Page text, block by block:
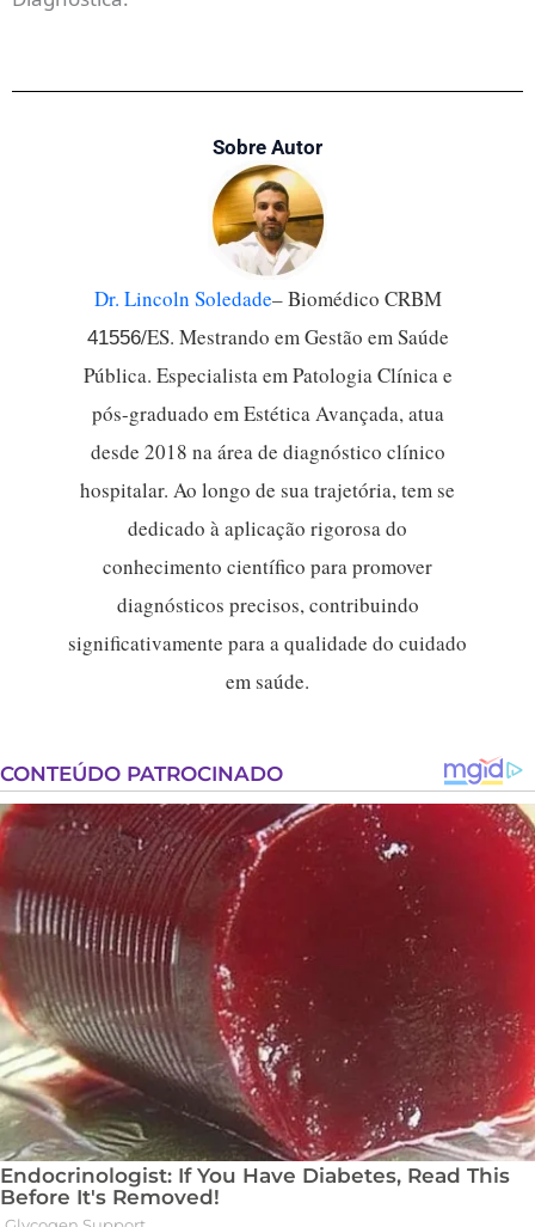
England Journal of Medicine, Boston, v. 372, n.
10.1056/NEJMra1404489.
MORITZ, M. L.; AYUS, J. C. Disorders of water
metabolism in children: Hyponatremia and
Pediatrics in Review
Village, v. 33, n. 5, p. 195–206, 2012.DOI:
Sobre Autor
Dr. Lincoln Soledade– Biomédico CRBM
41556/ES. Mestrando em Gestão em Saúde
Pública. Especialista em Patologia Clínica e
pós-graduado em Estética Avançada, atua
desde 2018 na área de diagnóstico clínico
hospitalar. Ao longo de sua trajetória, tem se
dedicado à aplicação rigorosa do
conhecimento científico para promover
diagnósticos precisos, contribuindo
significativamente para a qualidade do cuidado
em saúde.